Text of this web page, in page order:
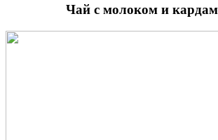
Чай с молоком и